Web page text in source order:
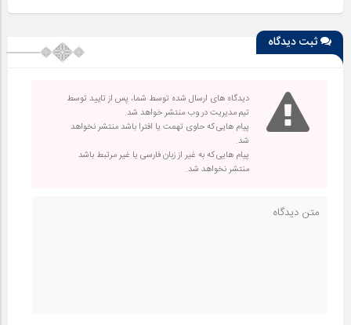
ثبت دیدگاه
دیدگاه های ارسال شده توسط شما، پس از تایید توسط
تیم مدیریت در وب منتشر خواهد شد.
پیام هایی که حاوی تهمت یا افترا باشد منتشر نخواهد
شد.
پیام هایی که به غیر از زبان فارسی یا غیر مرتبط باشد
منتشر نخواهد شد.